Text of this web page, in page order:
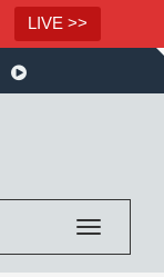
LIVE >>
Toggle